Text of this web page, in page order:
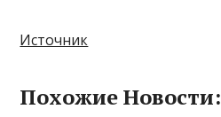
Источник
Похожие Новости: